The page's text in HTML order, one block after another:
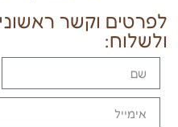
לפרטים וקשר
ולשלוח: